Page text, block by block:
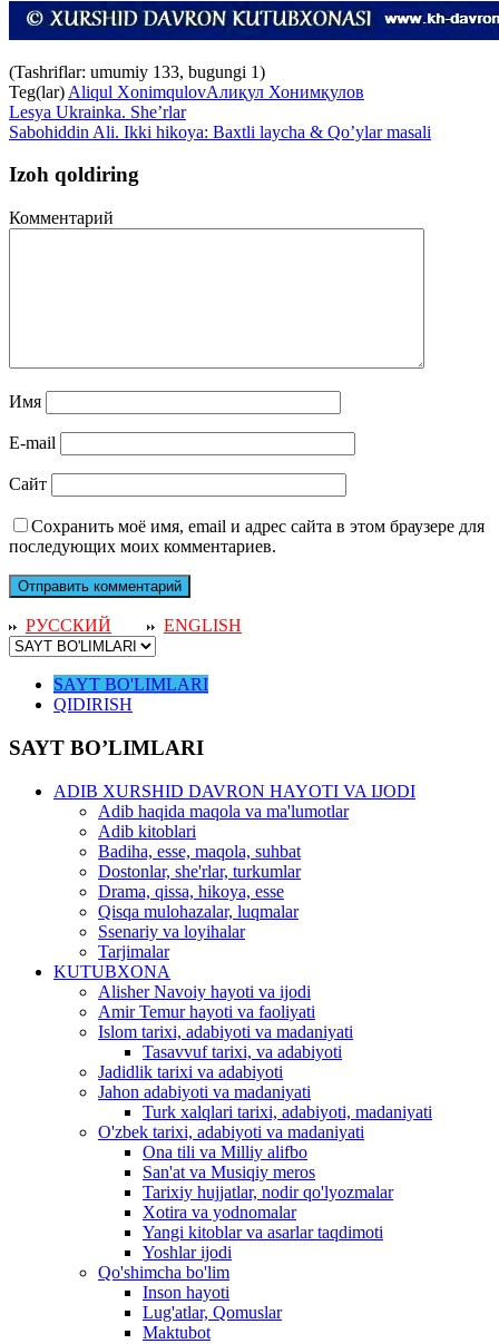
(Tashriflar: umumiy 133, bugungi 1)
Teg(lar) Aliqul XonimqulovАлиқул Хонимқулов
Lesya Ukrainka. She’rlar
Sabohiddin Ali. Ikki hikoya: Baxtli laycha & Qo’ylar masali
Izoh qoldiring
Комментарий
Имя
E-mail
Сайт
Сохранить моё имя, email и адрес сайта в этом браузере для
последующих моих комментариев.
РУССКИЙ ENGLISH
SAYT BO'LIMLARI
QIDIRISH
SAYT BO’LIMLARI
ADIB XURSHID DAVRON HAYOTI VA IJODI
Adib haqida maqola va ma'lumotlar
Adib kitoblari
Badiha, esse, maqola, suhbat
Dostonlar, she'rlar, turkumlar
Drama, qissa, hikoya, esse
Qisqa mulohazalar, luqmalar
Ssenariy va loyihalar
Tarjimalar
KUTUBXONA
Alisher Navoiy hayoti va ijodi
Amir Temur hayoti va faoliyati
Islom tarixi, adabiyoti va madaniyati
Tasavvuf tarixi, va adabiyoti
Jadidlik tarixi va adabiyoti
Jahon adabiyoti va madaniyati
Turk xalqlari tarixi, adabiyoti, madaniyati
O'zbek tarixi, adabiyoti va madaniyati
Ona tili va Milliy alifbo
San'at va Musiqiy meros
Tarixiy hujjatlar, nodir qo'lyozmalar
Xotira va yodnomalar
Yangi kitoblar va asarlar taqdimoti
Yoshlar ijodi
Qo'shimcha bo'lim
Inson hayoti
Lug'atlar, Qomuslar
Maktubot